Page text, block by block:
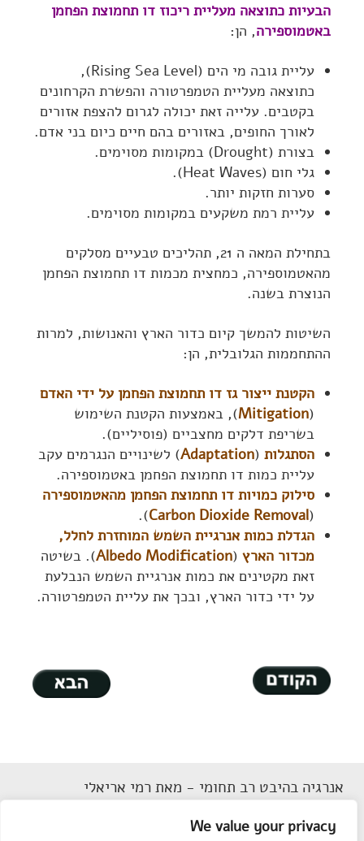
We value your privacy
הבעיות כתוצאה מעליית ריכוז דו תחמוצת הפחמן
באטמוספירה, הן:
עליית גובה מי הים (Rising Sea Level),
כתוצאה מעליית הטמפרטורה והפשרת הקרחונים
בקטבים. עלייה זאת יכולה לגרום להצפת אזורים
לאורך החופים, באזורים בהם חיים כיום בני אדם.
בצורת (Drought) במקומות מסוימים.
גלי חום (Heat Waves).
סערות חזקות יותר.
עליית רמת משקעים במקומות מסוימים.
בתחילת המאה ה 21, תהליכים טבעיים מסלקים
מהאטמוספירה, כמחצית מכמות דו תחמוצת הפחמן
הנוצרת בשנה.
השיטות להמשך קיום כדור הארץ והאנושות, למרות
ההתחממות הגלובלית, הן:
הקטנת ייצור גז דו תחמוצת הפחמן על ידי האדם
(
Mitigation), באמצעות הקטנת השימוש
בשריפת דלקים מחצביים (פוסיליים).
הסתגלות (
Adaptation) לשינויים הנגרמים עקב
עליית כמות דו תחמוצת הפחמן באטמוספירה.
סילוק כמויות דו תחמוצת הפחמן מהאטמוספירה
(
Carbon Dioxide Removal
).
הגדלת כמות אנרגיית השמש המוחזרת לחלל,
מכדור הארץ (
Albedo Modification). בשיטה
זאת מקטינים את כמות אנרגיית השמש הנבלעת
על ידי כדור הארץ, ובכך את עליית הטמפרטורה.
אנרגיה בהיבט רב תחומי - מאת רמי אריאלי